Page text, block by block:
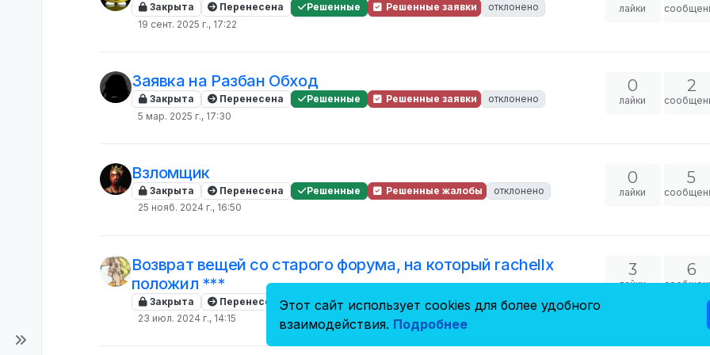
Закрыта Перенесена Решенные Решенные заявки
отклонено
19 сент. 2025 г., 17:22
лайки
Заявка на Разбан Обход
Закрыта Перенесена Решенные Решенные заявки
отклонено
5 мар. 2025 г., 17:30
0
лайки
2
Взломщик
Закрыта Перенесена Решенные Решенные жалобы
отклонено
25 нояб. 2024 г., 16:50
0
лайки
5
Возврат вещей со старого форума, на который rachellx
положил ***
Закрыта Перенесена Решенные Решенные заявки
отклонено
23 июл. 2024 г., 14:15
3
лайки
6
Этот сайт использует cookies для более удобного
взаимодействия. Подробнее